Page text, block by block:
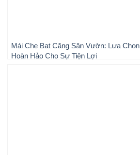
Mái Che Bạt Căng Sân Vườn: Lựa Chọn
Hoàn Hảo Cho Sự Tiện Lợi